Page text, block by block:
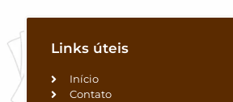
Links úteis
Início
Contato